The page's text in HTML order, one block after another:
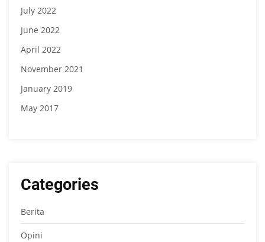
July 2022
June 2022
April 2022
November 2021
January 2019
May 2017
Categories
Berita
Opini